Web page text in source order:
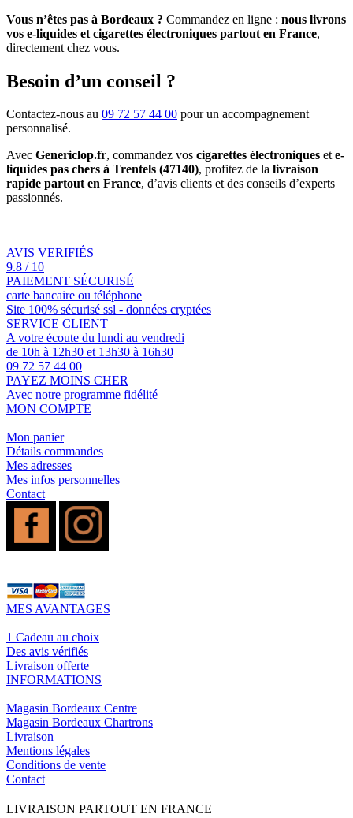
Vous n’êtes pas à Bordeaux ? Commandez en ligne : nous livrons
vos e-liquides et cigarettes électroniques partout en France,
directement chez vous.
Besoin d’un conseil ?
Contactez-nous au 09 72 57 44 00 pour un accompagnement
personnalisé.
Avec Genericlop.fr, commandez vos cigarettes électroniques ete-
liquides pas chers à Trentels (47140), profitez de la livraison
rapide partout en France, d’avis clients et des conseils d’experts
passionnés.
AVIS VERIFIÉS
9.8 / 10
PAIEMENT SÉCURISÉ
carte bancaire ou téléphone
Site 100% sécurisé ssl - données cryptées
SERVICE CLIENT
A votre écoute du lundi au vendredi
de 10h à 12h30 et 13h30 à 16h30
09 72 57 44 00
PAYEZ MOINS CHER
Avec notre programme fidélité
MON COMPTE
Mon panier
Détails commandes
Mes adresses
Mes infos personnelles
Contact
MES AVANTAGES
1 Cadeau au choix
Des avis vérifiés
Livraison offerte
INFORMATIONS
Magasin Bordeaux Centre
Magasin Bordeaux Chartrons
Livraison
Mentions légales
Conditions de vente
Contact
LIVRAISON PARTOUT EN FRANCE